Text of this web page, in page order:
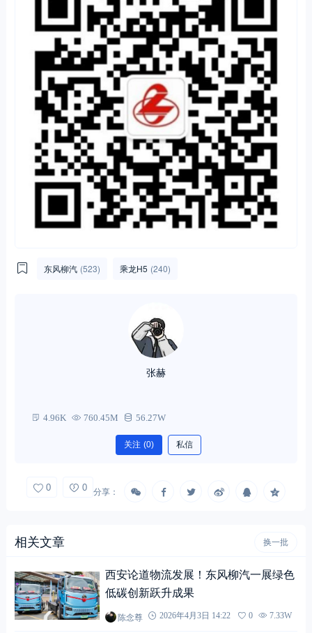
东风柳汽 (523) 乘龙H5 (240)
张赫
4.96K 760.45M 56.27W
关注 (0) 私信
0 0 分享：
相关文章 换一批
西安论道物流发展！东风柳汽一展绿色
低碳创新跃升成果
陈念尊 2026年4月3日 14:22 0 7.33W